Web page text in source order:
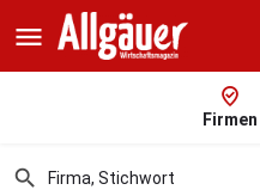
Firmen